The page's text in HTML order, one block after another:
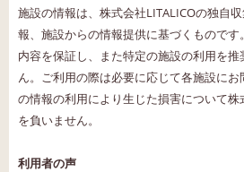
施設の情報は、株式会社LITALICOの独自
報、施設からの情報提供に基づくものです
内容を保証し、また特定の施設の利用を
ん。ご利用の際は必要に応じて各施設に
の情報の利用により生じた損害について株
を負いません。
利用者の声